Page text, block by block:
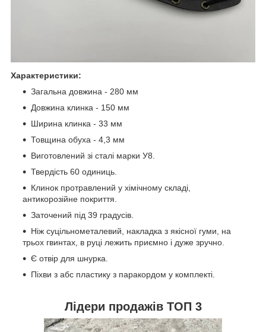
Характеристики:
Загальна довжина - 280 мм
Довжина клинка - 150 мм
Ширина клинка - 33 мм
Товщина обуха - 4,3 мм
Виготовлений зі сталі марки У8.
Твердість 60 одиниць.
Клинок протравлений у хімічному складі,
антикорозійне покриття.
Заточений під 39 градусів.
Ніж суцільнометалевий, накладка з якісної гуми, на
трьох гвинтах, в руці лежить приємно і дуже зручно.
Є отвір для шнурка.
Піхви з абс пластику з паракордом у комплекті.
Лідери продажів ТОП 3